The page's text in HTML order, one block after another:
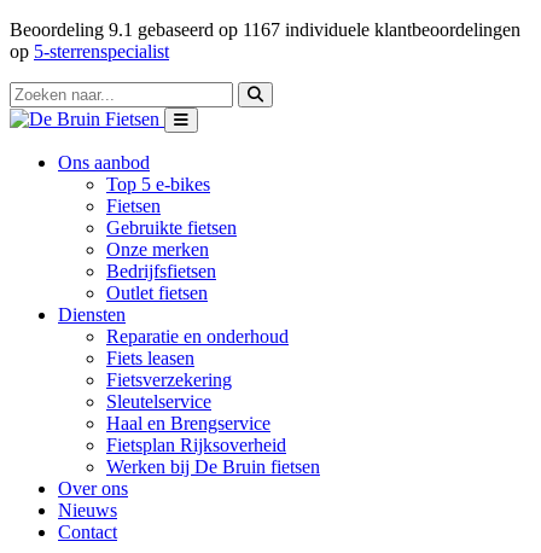
Beoordeling 9.1 gebaseerd op 1167 individuele klantbeoordelingen
op 5-sterrenspecialist
Ons aanbod
Top 5 e-bikes
Fietsen
Gebruikte fietsen
Onze merken
Bedrijfsfietsen
Outlet fietsen
Diensten
Reparatie en onderhoud
Fiets leasen
Fietsverzekering
Sleutelservice
Haal en Brengservice
Fietsplan Rijksoverheid
Werken bij De Bruin fietsen
Over ons
Nieuws
Contact